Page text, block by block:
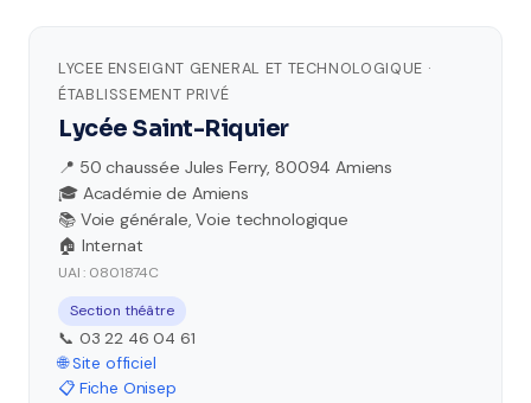
LYCEE ENSEIGNT GENERAL ET TECHNOLOGIQUE ·
ÉTABLISSEMENT PRIVÉ
Lycée Saint-Riquier
📍 50 chaussée Jules Ferry, 80094 Amiens
🎓 Académie de Amiens
📚 Voie générale, Voie technologique
🏠 Internat
UAI : 0801874C
Section théâtre
📞 03 22 46 04 61
🌐 Site officiel
📋 Fiche Onisep